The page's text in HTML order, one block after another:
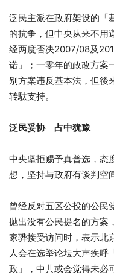
泛民主派在政府架设的「
的抗争，但中央从来不用
经两度否决2007/08及
诺」；一零年的政改方案
别方案违反基本法，但後
转駄支持。
泛民妥协 占中犹豫
中央坚拒赐予真普选，态
想，坚持与政府有谈判空
曾经反对五区公投的公民
抛出没有公民提名的方案
家骅接受访问时，表示北
人会在选举论坛大声疾呼
政」，中共或会觉得未必